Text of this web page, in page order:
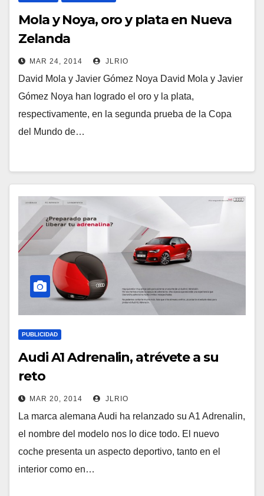
Mola y Noya, oro y plata en Nueva
Zelanda
MAR 24, 2014 JLRIO
David Mola y Javier Gómez Noya David Mola y Javier
Gómez Noya han logrado el oro y la plata,
respectivamente, en la segunda prueba de la Copa
del Mundo de…
PUBLICIDAD
Audi A1 Adrenalin, atrévete a su
reto
MAR 20, 2014 JLRIO
La marca alemana Audi ha relanzado su A1 Adrenalin,
el nombre del modelo nos lo dice todo. El nuevo
coche presenta un aspecto deportivo, tanto en el
interior como en…